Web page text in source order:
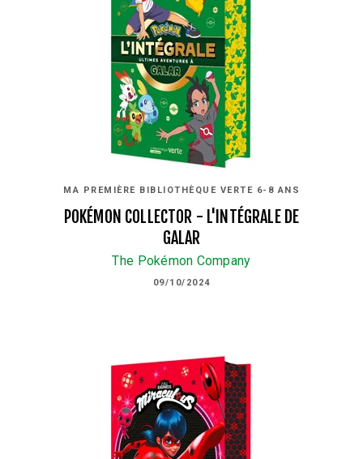
MA PREMIÈRE BIBLIOTHÈQUE VERTE 6-8 ANS
POKÉMON COLLECTOR - L'INTÉGRALE DE
GALAR
The Pokémon Company
09/10/2024